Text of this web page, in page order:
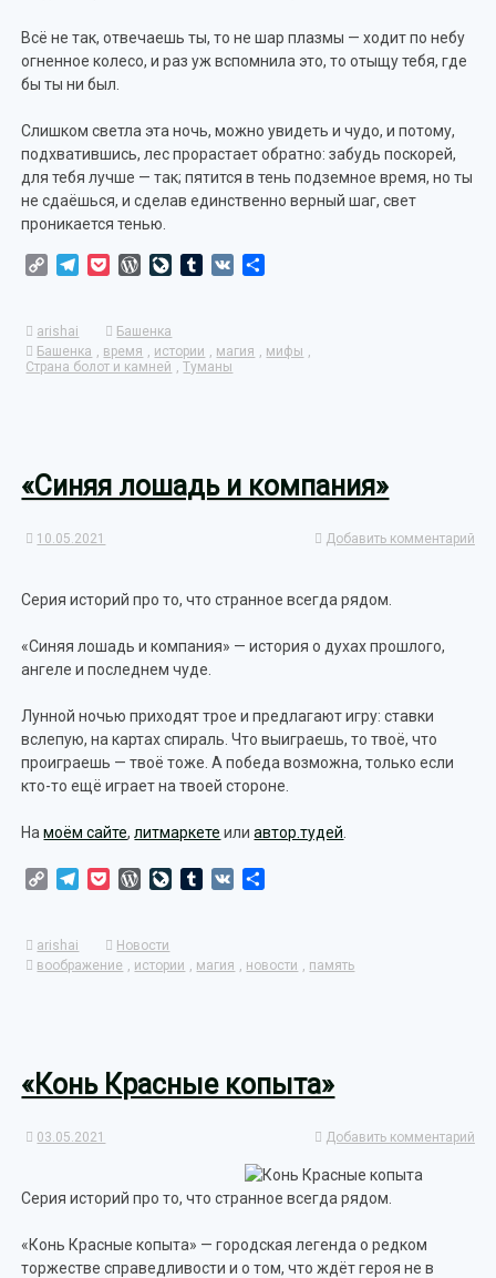
Всё не так, отвечаешь ты, то не шар плазмы — ходит по небу
огненное колесо, и раз уж вспомнила это, то отыщу тебя, где
бы ты ни был.
Слишком светла эта ночь, можно увидеть и чудо, и потому,
подхватившись, лес прорастает обратно: забудь поскорей,
для тебя лучше — так; пятится в тень подземное время, но ты
не сдаёшься, и сделав единственно верный шаг, свет
проникается тенью.
Copy TelegramPocketWordPress
LiveJournal
Tumblr
VK
arishai
Башенка
Башенка , время , истории , магия , мифы ,
Страна болот и камней ,Туманы
«Синяя лошадь и компания»
10.05.2021 Добавить комментарий
Серия историй про то, что странное всегда рядом.
«Синяя лошадь и компания» — история о духах прошлого,
ангеле и последнем чуде.
Лунной ночью приходят трое и предлагают игру: ставки
вслепую, на картах спираль. Что выиграешь, то твоё, что
проиграешь — твоё тоже. А победа возможна, только если
кто-то ещё играет на твоей стороне.
Намоём сайте,литмаркете илиавтор.тудей
Copy TelegramPocketWordPress
LiveJournal
Tumblr
VK
arishai
Новости
воображение , истории , магия , новости , память
«Конь Красные копыта»
03.05.2021 Добавить комментарий
Серия историй про то, что странное всегда рядом.
«Конь Красные копыта» — городская легенда о редком
торжестве справедливости и о том, что ждёт героя не в